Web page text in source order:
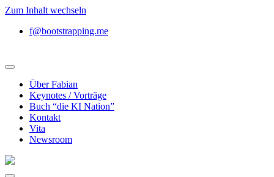
Zum Inhalt wechseln
f@bootstrapping.me
Über Fabian
Keynotes / Vorträge
Buch “die KI Nation”
Kontakt
Vita
Newsroom